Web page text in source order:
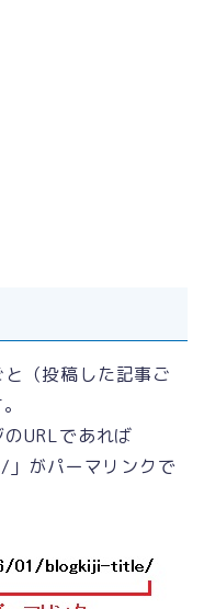
（投稿した記事ご
URLであれば
パーマリンクで